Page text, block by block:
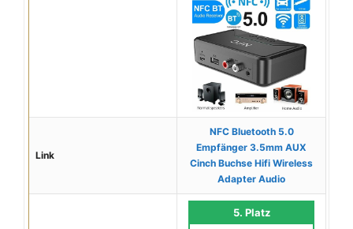
Link
NFC Bluetooth 5.0
Empfänger 3.5mm AUX
Cinch Buchse Hifi Wireless
Adapter Audio
5. Platz